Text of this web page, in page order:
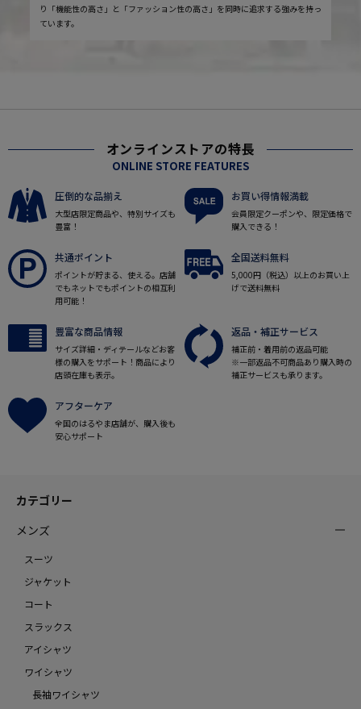
り「機能性の高さ」と「ファッション性の高さ」を同時に追求する強みを持っ
ています。
オンラインストアの特長
ONLINE STORE FEATURES
圧倒的な品揃え
大型店限定商品や、特別サイズも
豊富！
お買い得情報満載
会員限定クーポンや、限定価格で
購入できる！
共通ポイント
ポイントが貯まる、使える。店舗
でもネットでもポイントの相互利
用可能！
全国送料無料
5,000円（税込）以上のお買い上
げで送料無料
豊富な商品情報
サイズ詳細・ディテールなどお客
様の購入をサポート！商品により
店頭在庫も表示。
返品・補正サービス
補正前・着用前の返品可能
※一部返品不可商品あり購入時の
補正サービスも承ります。
アフターケア
全国のはるやま店舗が、購入後も
安心サポート
カテゴリー
メンズ
スーツ
ジャケット
コート
スラックス
アイシャツ
ワイシャツ
長袖ワイシャツ